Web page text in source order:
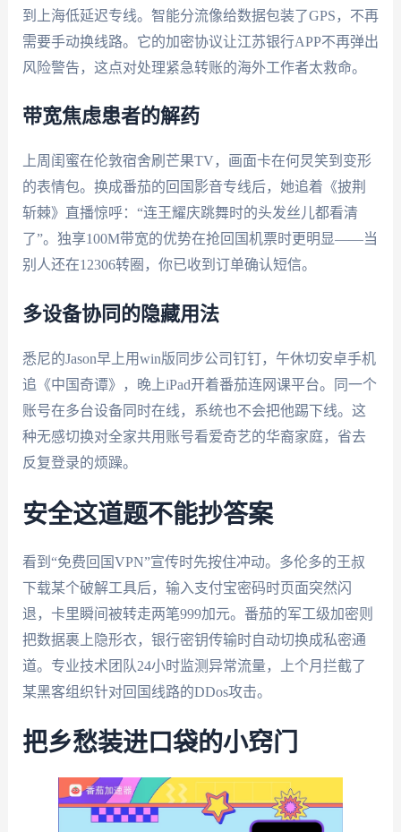
到上海低延迟专线。智能分流像给数据包装了GPS，不再
需要手动换线路。它的加密协议让江苏银行APP不再弹出
风险警告，这点对处理紧急转账的海外工作者太救命。
带宽焦虑患者的解药
上周闺蜜在伦敦宿舍刷芒果TV，画面卡在何炅笑到变形
的表情包。换成番茄的回国影音专线后，她追着《披荆
斩棘》直播惊呼：“连王耀庆跳舞时的头发丝儿都看清
了”。独享100M带宽的优势在抢回国机票时更明显——当
别人还在12306转圈，你已收到订单确认短信。
多设备协同的隐藏用法
悉尼的Jason早上用win版同步公司钉钉，午休切安卓手机
追《中国奇谭》，晚上iPad开着番茄连网课平台。同一个
账号在多台设备同时在线，系统也不会把他踢下线。这
种无感切换对全家共用账号看爱奇艺的华裔家庭，省去
反复登录的烦躁。
安全这道题不能抄答案
看到“免费回国VPN”宣传时先按住冲动。多伦多的王叔
下载某个破解工具后，输入支付宝密码时页面突然闪
退，卡里瞬间被转走两笔999加元。番茄的军工级加密则
把数据裹上隐形衣，银行密钥传输时自动切换成私密通
道。专业技术团队24小时监测异常流量，上个月拦截了
某黑客组织针对回国线路的DDos攻击。
把乡愁装进口袋的小窍门